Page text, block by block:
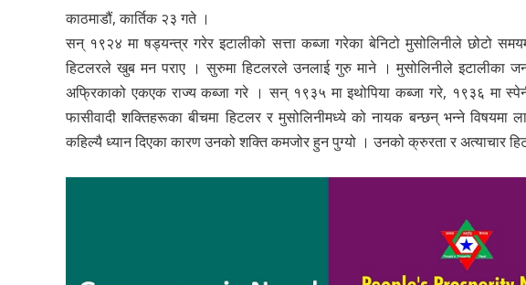
काठमाडौं, कार्तिक २३ गते ।
सन् १९२४ मा षड्यन्त्र गरेर इटालीको सत्ता कब्जा गरेका बेनिटो मुसोलिनीले छोटो
हिटलरले खुब मन पराए । सुरुमा हिटलरले उनलाई गुरु माने । मुसोलिनीले इटालीका
अफ्रिकाको एकएक राज्य कब्जा गरे । सन् १९३५ मा इथोपिया कब्जा गरे, १९३६ मा
फासीवादी शक्तिहरूका बीचमा हिटलर र मुसोलिनीमध्ये को नायक बन्छन् भन्ने विषयमा
कहिल्यै ध्यान दिएका कारण उनको शक्ति कमजोर हुन पुग्यो । उनको क्रुरता र अत्याचार